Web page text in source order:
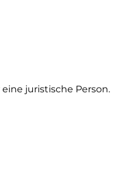
juristische Person.